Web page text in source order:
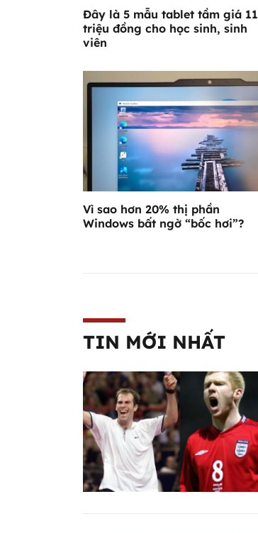
Đây là 5 mẫu tablet tầm giá 11
triệu đồng cho học sinh, sinh
viên
Vì sao hơn 20% thị phần
Windows bất ngờ “bốc hơi”?
TIN MỚI NHẤT